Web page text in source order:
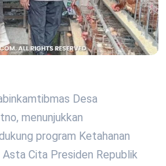
Desa
menunjukkan
program Ketahanan
Cita Presiden Republik